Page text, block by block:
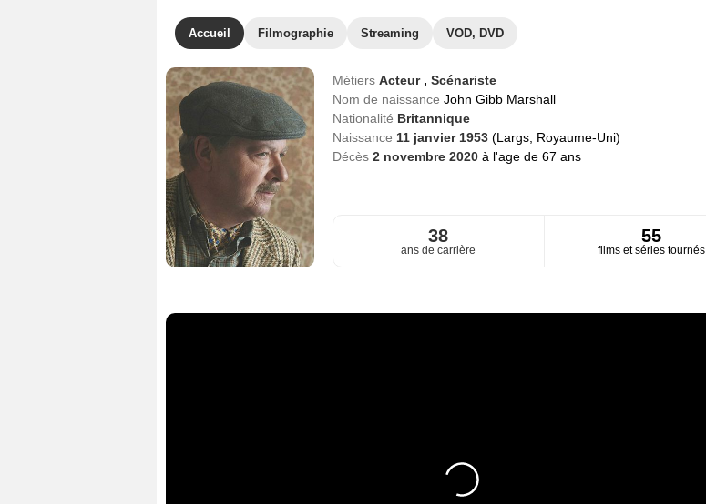
Accueil Filmographie Streaming VOD, DVD
Métiers Acteur , Scénariste
Nom de naissance John Gibb Marshall
Nationalité Britannique
Naissance 11 janvier 1953 (Largs, Royaume-Uni)
Décès 2 novembre 2020 à l'age de 67 ans
38
ans de carrière
55
films et séries tournés